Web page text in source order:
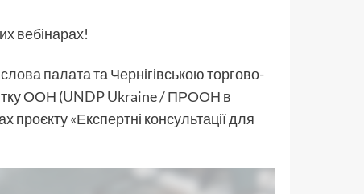
вебінарах!
палатата Чернігівською торгово-
ООН (UNDP Ukraine / ПРООН в
«Експертні консультації для